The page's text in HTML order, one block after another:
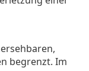
begrenzt. Im